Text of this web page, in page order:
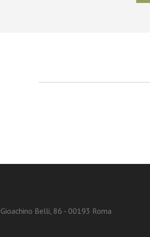
Belli, 86 - 00193 Roma